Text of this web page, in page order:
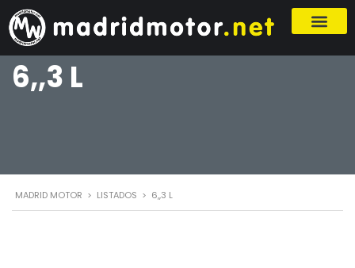
6,,3 L
MADRID MOTOR > LISTADOS > 6,,3 L